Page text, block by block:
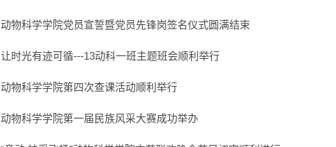
动物科学学院党员宣誓暨党员先锋岗签名仪式圆满结束
让时光有迹可循---13动科一班主题班会顺利举行
动物科学学院第四次查课活动顺利举行
动物科学学院第一届民族风采大赛成功举办